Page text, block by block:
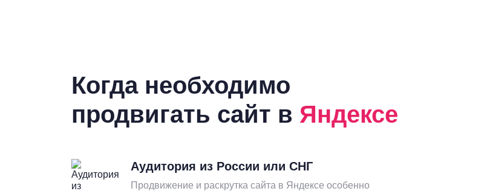
Когда необходимо
продвигать сайт в Яндексе
Аудитория из России или СНГ
Продвижение и раскрутка сайта в Яндексе особенно